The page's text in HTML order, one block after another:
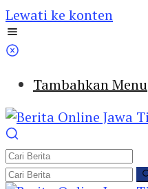
Lewati ke konten
Tambahkan Menu